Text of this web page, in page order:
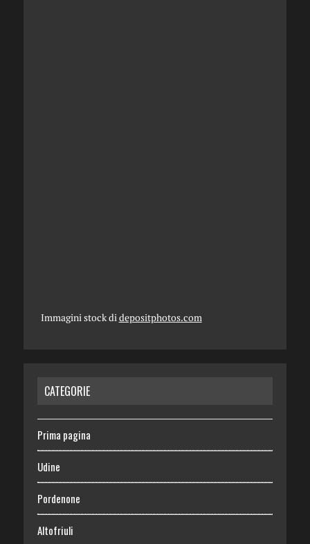
Immagini stock di depositphotos.com
CATEGORIE
Prima pagina
Udine
Pordenone
Altofriuli